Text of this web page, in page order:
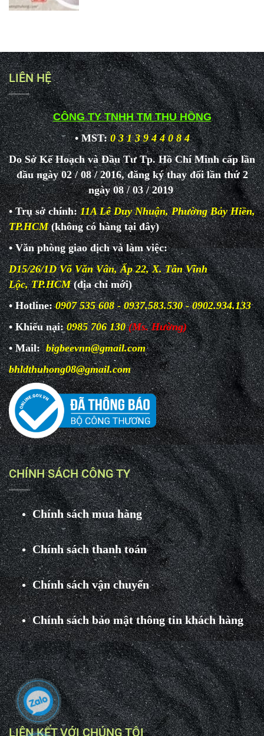
LIÊN HỆ
CÔNG TY TNHH TM THU HỒNG
• MST: 0 3 1 3 9 4 4 0 8 4
Do Sở Kế Hoạch và Đầu Tư Tp. Hồ Chí Minh cấp lần
đầu ngày 02 / 08 / 2016, đăng ký thay đổi lần thứ 2
ngày 08 / 03 / 2019
• Trụ sở chính:11A Lê Duy Nhuận, Phường Bảy Hiền,
TP.HCM (không có hàng tại đây)
• Văn phòng giao dịch và làmviệc:
D15/26/1D Võ Văn Vân, Ấp 22, X. Tân Vĩnh
Lộc, TP.HCM(địa chỉ mới)
• Hotline:0907 535 608 - 0937.583.530 - 0902.934.133
• Khiếu nại: 0985 706 130 (Ms. Hường)
• Mail:bigbeevnn@gmail.com
bhldthuhong08@gmail.com
CHÍNH SÁCH CÔNG TY
Chính sách mua hàng
Chính sách thanh toán
Chính sách vận chuyển
Chính sách bảo mật thông tin khách hàng
LIÊN KẾT VỚI CHÚNG TÔI